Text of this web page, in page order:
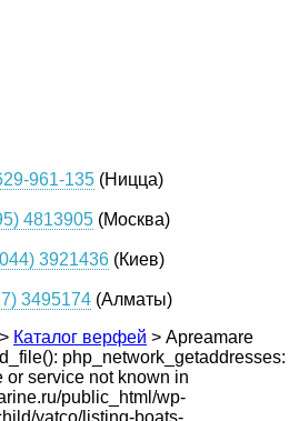
961-135 (Ницца)
4813905(Москва)
3921436(Киев)
3495174(Алматы)
> Каталог верфей > Apreamare
php_network_getaddresses:
or service not known in
public_html/wp-